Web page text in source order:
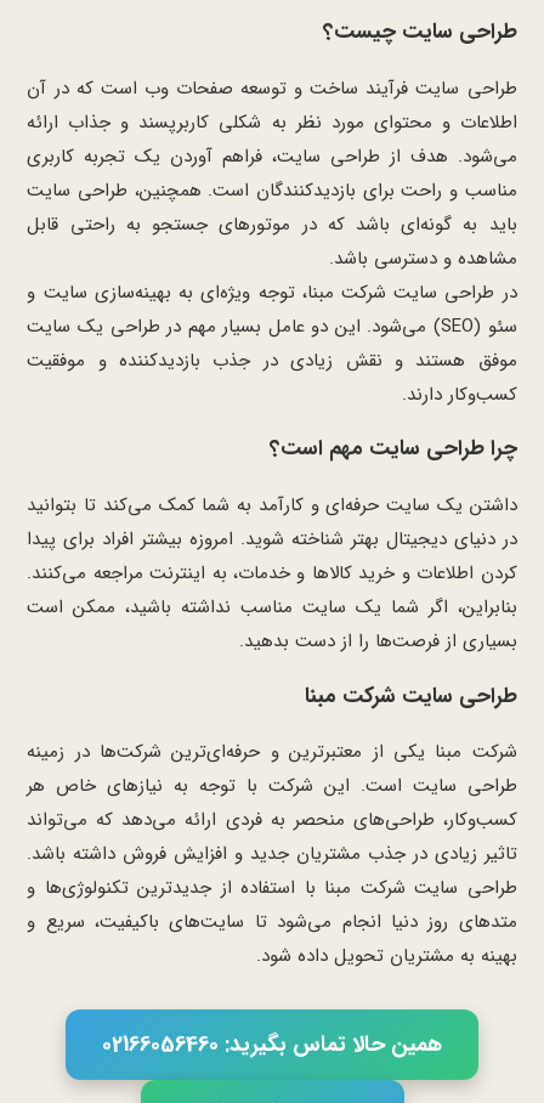
طراحی سایت چیست؟
طراحی سایت فرآیند ساخت و توسعه صفحات وب است که در آن
اطلاعات و محتوای مورد نظر به شکلی کاربرپسند و جذاب ارائه
می‌شود. هدف از طراحی سایت، فراهم آوردن یک تجربه کاربری
مناسب و راحت برای بازدیدکنندگان است. همچنین، طراحی سایت
باید به گونه‌ای باشد که در موتورهای جستجو به راحتی قابل
مشاهده و دسترسی باشد.
در طراحی سایت شرکت مبنا، توجه ویژه‌ای به بهینه‌سازی سایت و
سئو (SEO) می‌شود. این دو عامل بسیار مهم در طراحی یک سایت
موفق هستند و نقش زیادی در جذب بازدیدکننده و موفقیت
کسب‌وکار دارند.
چرا طراحی سایت مهم است؟
داشتن یک سایت حرفه‌ای و کارآمد به شما کمک می‌کند تا بتوانید
در دنیای دیجیتال بهتر شناخته شوید. امروزه بیشتر افراد برای پیدا
کردن اطلاعات و خرید کالاها و خدمات، به اینترنت مراجعه می‌کنند.
بنابراین، اگر شما یک سایت مناسب نداشته باشید، ممکن است
بسیاری از فرصت‌ها را از دست بدهید.
طراحی سایت شرکت مبنا
شرکت مبنا یکی از معتبرترین و حرفه‌ای‌ترین شرکت‌ها در زمینه
طراحی سایت است. این شرکت با توجه به نیازهای خاص هر
کسب‌وکار، طراحی‌های منحصر به فردی ارائه می‌دهد که می‌تواند
تاثیر زیادی در جذب مشتریان جدید و افزایش فروش داشته باشد.
طراحی سایت شرکت مبنا با استفاده از جدیدترین تکنولوژی‌ها و
متدهای روز دنیا انجام می‌شود تا سایت‌های باکیفیت، سریع و
بهینه به مشتریان تحویل داده شود.
همین حالا تماس بگیرید: 02166056460